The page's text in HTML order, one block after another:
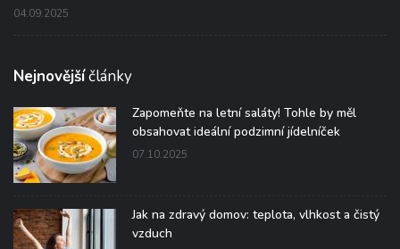
04.09.2025
Nejnovějšíčlánky
Zapomeňte na letní saláty! Tohle by měl
obsahovat ideální podzimní jídelníček
07.10.2025
Jak na zdravý domov: teplota, vlhkost a čistý
vzduch